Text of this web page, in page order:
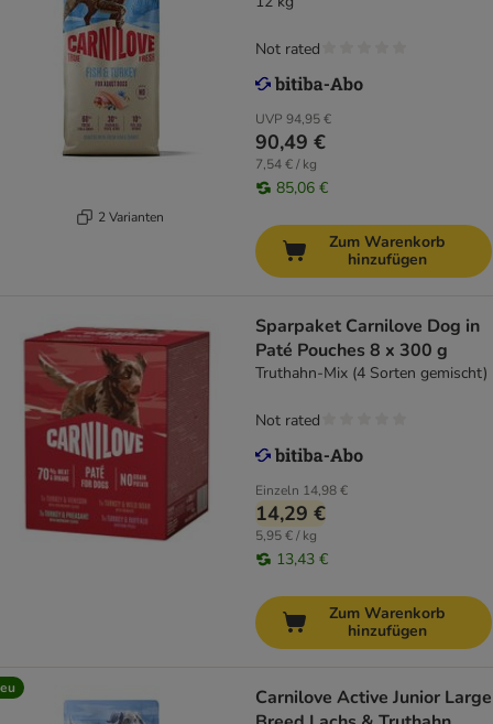
2 Varianten
UVP 94,95 €
90,49 €
7,54 € / kg
85,06 €
Not rated
Zum Warenkorb
hinzufügen
Sparpaket Carnilove Dog in
Paté Pouches 8 x 300 g
Truthahn-Mix (4 Sorten gemischt)
Einzeln 14,98 €
14,29 €
5,95 € / kg
13,43 €
Not rated
Zum Warenkorb
hinzufügen
Carnilove Active Junior Large